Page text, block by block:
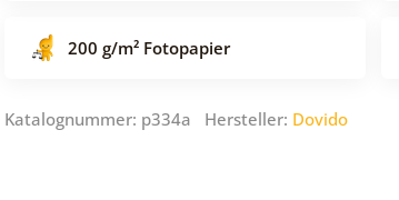
200 g/m² Fotopapier
Katalognummer: p334a Hersteller: Dovido